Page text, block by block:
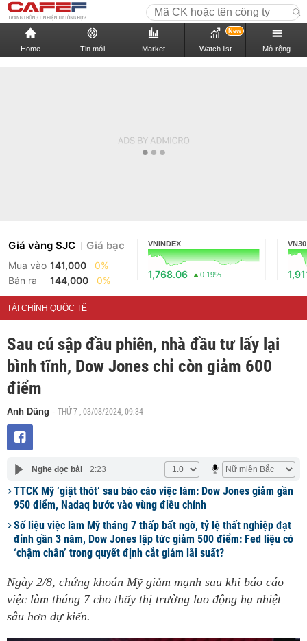
Home Tin mới Market Watch list
New
Mở rộng
Giá vàng SJC Giá bạc
Mua vào 141,000
0%
Bán ra
144,000 0%
VNINDEX
1,768.06 0.19%
VN30
TÀI CHÍNH QUỐC TẾ
Sau cú sập đầu phiên, nhà đầu tư lấy lại
bình tĩnh, Dow Jones chỉ còn giảm 600
điểm
Anh Dũng - THỨ 7 , 03/08/2024, 09:34
Nghe đọc bài 2:23
TTCK Mỹ ‘giật thót’ sau báo cáo việc làm: Dow Jones giảm gần
950 điểm, Nadaq bước vào vùng điều chỉnh
Số liệu việc làm Mỹ tháng 7 thấp bất ngờ, tỷ lệ thất nghiệp đạt
đỉnh gần 3 năm, Dow Jones lập tức giảm 500 điểm: Fed liệu có
‘chậm chân’ trong quyết định cắt giảm lãi suất?
Ngày 2/8, chứng khoán Mỹ giảm mạnh sau khi báo cáo
việc làm tháng 7 cho thấy thị trường lao động hạ nhiệt
sâu hơn dự kiến.